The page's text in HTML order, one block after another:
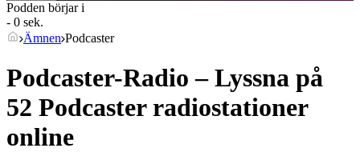
Podden börjar i
- 0 sek.
Ämnen Podcaster
Podcaster-Radio – Lyssna på
52 Podcasterradiostationer
online